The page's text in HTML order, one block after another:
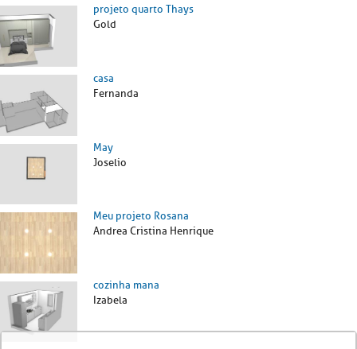
projeto quarto Thays
Gold
casa
Fernanda
May
Joselio
Meu projeto Rosana
Andrea Cristina Henrique
cozinha mana
Izabela